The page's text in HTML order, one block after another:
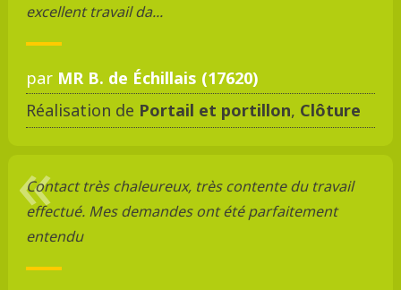
excellent travail da...
par MR B. de Échillais (17620)
Réalisation de Portail et portillon, Clôture
Contact très chaleureux, très contente du travail
effectué. Mes demandes ont été parfaitement
entendu